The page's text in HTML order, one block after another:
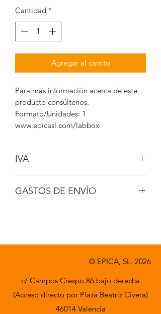
Cantidad *
Agregar al carrito
Para mas información acerca de este
producto consúltenos.
Formato/Unidades: 1
www.epicasl.com/labbox
IVA
GASTOS DE ENVÍO
© EPICA, SL. 2026
c/ Campos Crespo 86 bajo derecha
(Acceso directo por Plaza Beatriz Civera)
46014 Valencia